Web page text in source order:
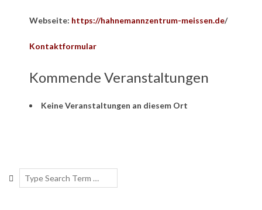
Webseite: https://hahnemannzentrum-meissen.de/
Kontaktformular
Kommende Veranstaltungen
Keine Veranstaltungen an diesem Ort
31
Search